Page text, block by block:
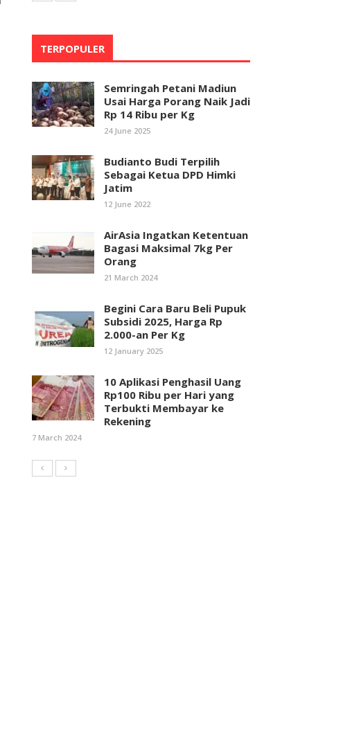
TERPOPULER
Semringah Petani Madiun
Usai Harga Porang Naik Jadi
Rp 14 Ribu per Kg
24 June 2025
Budianto Budi Terpilih
Sebagai Ketua DPD Himki
Jatim
12 June 2022
AirAsia Ingatkan Ketentuan
Bagasi Maksimal 7kg Per
Orang
21 March 2024
Begini Cara Baru Beli Pupuk
Subsidi 2025, Harga Rp
2.000-an Per Kg
12 January 2025
10 Aplikasi Penghasil Uang
Rp100 Ribu per Hari yang
Terbukti Membayar ke
Rekening
7 March 2024